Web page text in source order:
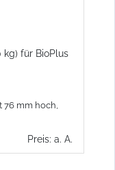
für BioPlus
mm hoch,
Preis: a. A.